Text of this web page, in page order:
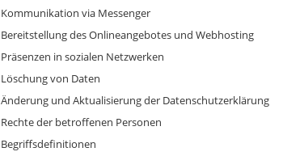
Kommunikation via Messenger
Bereitstellung des Onlineangebotes und Webhosting
Präsenzen in sozialen Netzwerken
Löschung von Daten
Änderung und Aktualisierung der Datenschutzerklärung
Rechte der betroffenen Personen
Begriffsdefinitionen